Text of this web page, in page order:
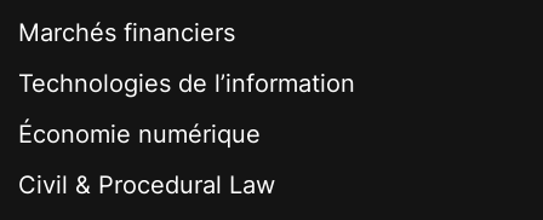
Marchés financiers
Technologies de l’information
Économie numérique
Civil & Procedural Law